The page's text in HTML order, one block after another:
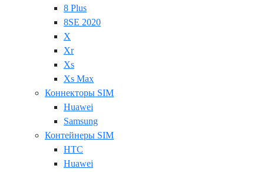
8 Plus
8SE 2020
X
Xr
Xs
Xs Max
Коннекторы SIM
Huawei
Samsung
Контейнеры SIM
HTC
Huawei